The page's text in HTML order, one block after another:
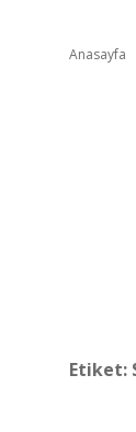
Anasayfa
Etiket: